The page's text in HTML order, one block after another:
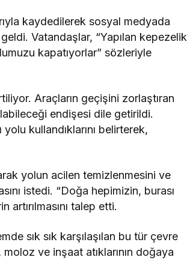
kaydedilerek sosyal medyada
Vatandaşlar, “Yapılan kepezelik
kapatıyorlar” sözleriyle
Araçların geçişini zorlaştıran
endişesi dile getirildi.
kullandıklarını belirterek,
yolun acilen temizlenmesini ve
istedi. “Doğa hepimizin, burası
talep etti.
sık sık karşılaşılan bu tür çevre
ve inşaat atıklarının doğaya